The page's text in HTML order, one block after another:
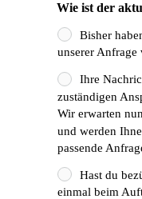
Wie ist der
Bisher
unserer
Ihre
zuständigen
Wir erwarten
und werden
passende
Hast du
einmal beim